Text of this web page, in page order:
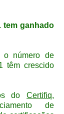
tem ganhado
o número de
têm crescido
do Certifiq,
de